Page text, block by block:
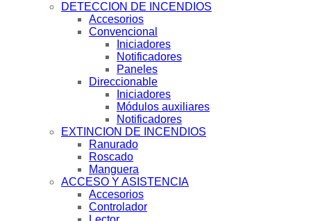
DETECCION DE INCENDIOS
Accesorios
Convencional
Iniciadores
Notificadores
Paneles
Direccionable
Iniciadores
Módulos auxiliares
Notificadores
EXTINCION DE INCENDIOS
Ranurado
Roscado
Manguera
ACCESO Y ASISTENCIA
Accesorios
Controlador